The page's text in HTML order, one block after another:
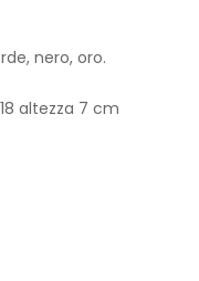
nero, oro.
altezza 7 cm